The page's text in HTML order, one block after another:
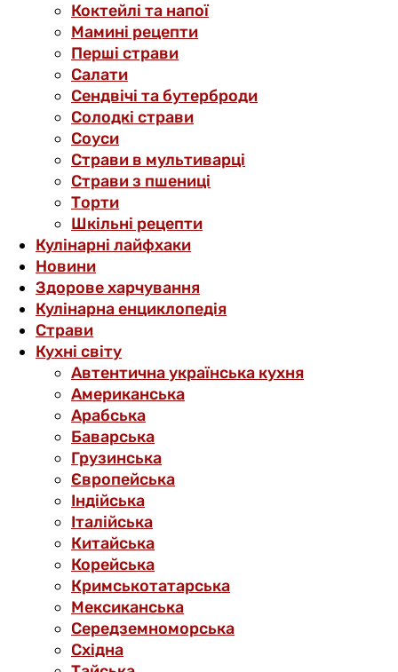
Коктейлі та напої
Мамині рецепти
Перші страви
Салати
Сендвічі та бутерброди
Солодкі страви
Соуси
Страви в мультиварці
Страви з пшениці
Торти
Шкільні рецепти
Кулінарні лайфхаки
Новини
Здорове харчування
Кулінарна енциклопедія
Страви
Кухні світу
Автентична українська кухня
Американська
Арабська
Баварська
Грузинська
Європейська
Індійська
Італійська
Китайська
Корейська
Кримськотатарська
Мексиканська
Середземноморська
Східна